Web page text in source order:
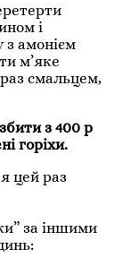
і
з амонієм
м’яке
смальцем,
з 400 р
горіхи.
цей раз
за іншими